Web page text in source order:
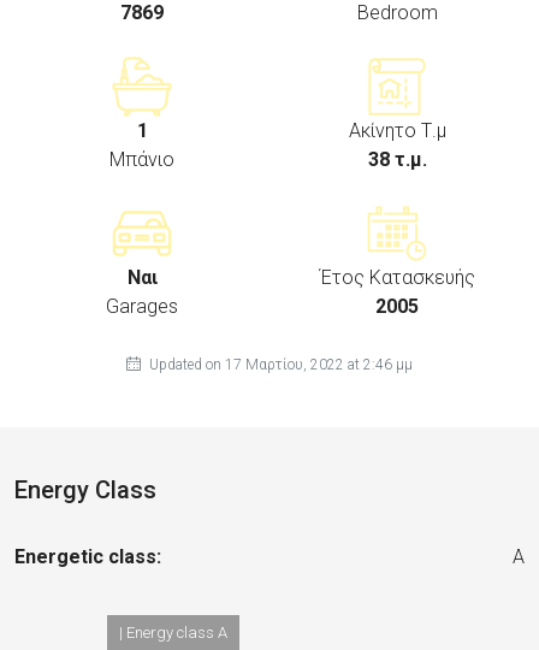
7869
Bedroom
1
Μπάνιο
Ακίνητο Τ.μ
38 τ.μ.
Ναι
Garages
Έτος Κατασκευής
2005
Updated on 17 Μαρτίου, 2022 at 2:46 μμ
Energy Class
Energetic class: A
| Energy class A